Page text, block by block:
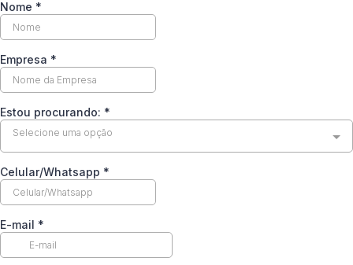
Nome *
Empresa *
Estou procurando: *
Selecione uma opção
Celular/Whatsapp *
E-mail *